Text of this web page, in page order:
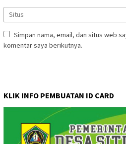
Simpan nama, email, dan situs web
komentar saya berikutnya.
KLIK INFO PEMBUATAN ID CARD